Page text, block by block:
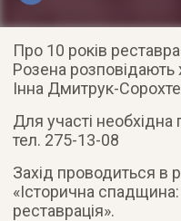
Про 10 років
Розена
Інна Дмитрук-
Для участі
тел. 275-13-08
Захід проводиться в
«Історична
реставрація».